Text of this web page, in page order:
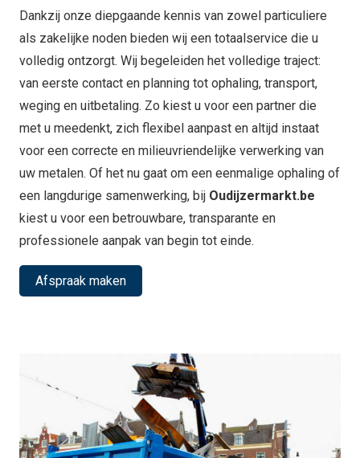
Dankzij onze diepgaande kennis van zowel particuliere
als zakelijke noden bieden wij een totaalservice die u
volledig ontzorgt. Wij begeleiden het volledige traject:
van eerste contact en planning tot ophaling, transport,
weging en uitbetaling. Zo kiest u voor een partner die
met u meedenkt, zich flexibel aanpast en altijd instaat
voor een correcte en milieuvriendelijke verwerking van
uw metalen. Of het nu gaat om een eenmalige ophaling of
een langdurige samenwerking, bij Oudijzermarkt.be
kiest u voor een betrouwbare, transparante en
professionele aanpak van begin tot einde.
Afspraak maken